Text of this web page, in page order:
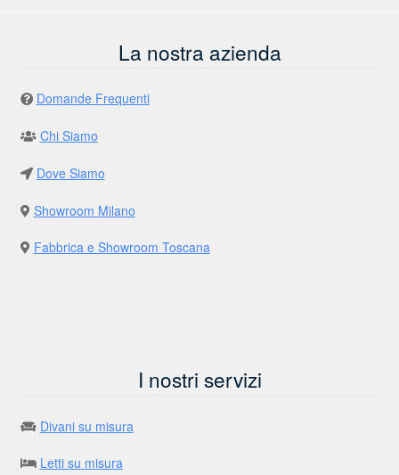
La nostra azienda
Domande Frequenti
Chi Siamo
Dove Siamo
Showroom Milano
Fabbrica e Showroom Toscana
I nostri servizi
Divani su misura
Letti su misura